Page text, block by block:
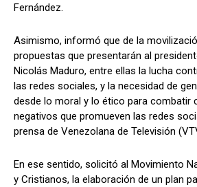
Fernández.
Asimismo, informó que de la
propuestas que presentarán al
Nicolás Maduro, entre ellas la lucha
las redes sociales, y la necesidad de
desde lo moral y lo ético para combatir
negativos que promueven las redes
prensa de Venezolana de Televisión
En ese sentido, solicitó al Movimiento
y Cristianos, la elaboración de un plan